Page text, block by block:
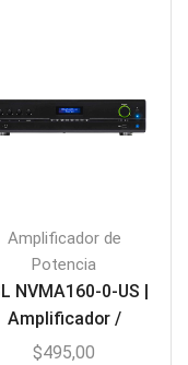
Amplificador de
Potencia
NVMA160-0-US |
Amplificador /
Comercial
$495,00